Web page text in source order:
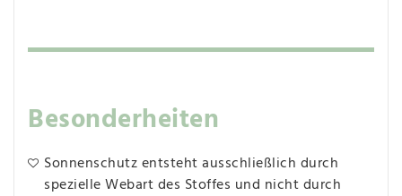
Besonderheiten
Sonnenschutz entsteht ausschließlich durch
spezielle Webart des Stoffes und nicht durch